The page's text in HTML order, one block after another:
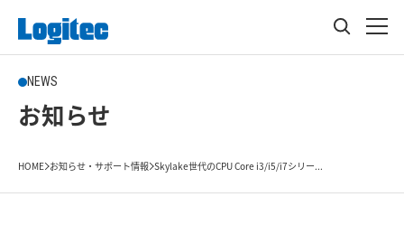
NEWS
お知らせ
HOME お知らせ・サポート情報 Skylake世代のCPU Core i3/i5/i7シリー...